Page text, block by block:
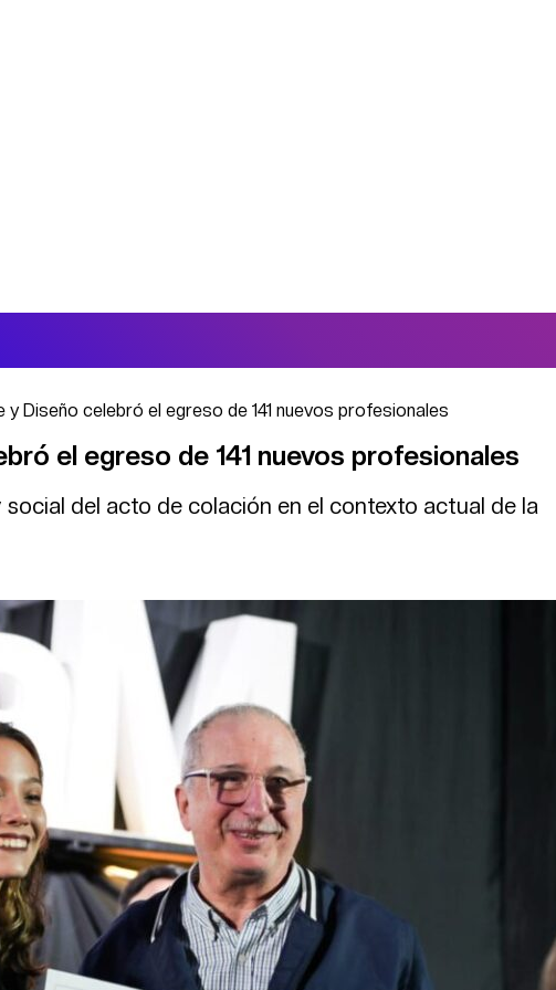
Diseño celebró el egreso de 141 nuevos profesionales
el egreso de 141 nuevos profesionales
del acto de colación en el contexto actual de la